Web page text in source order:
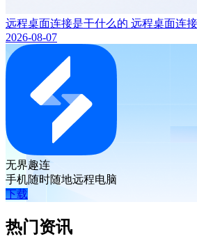
远程桌面连接是干什么的 远程桌面连
2026-08-07
无界趣连
手机随时随地远程电脑
下载
热门资讯